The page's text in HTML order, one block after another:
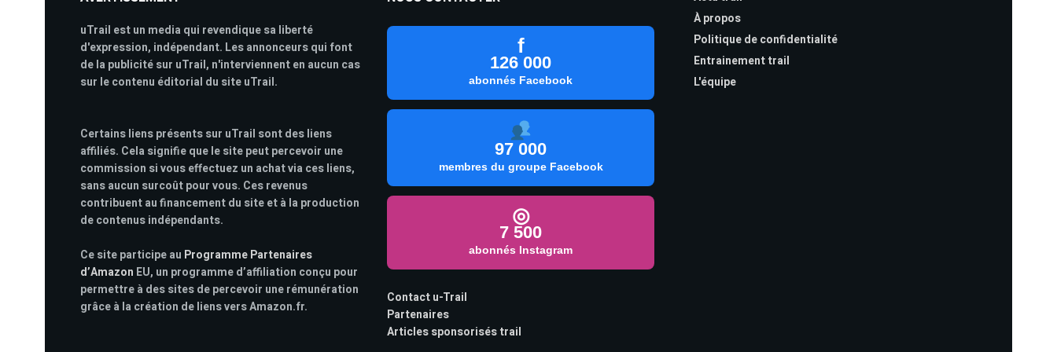
uTrail est un media qui revendique sa liberté
d'expression, indépendant. Les annonceurs qui font
de la publicité sur uTrail, n'interviennent en aucun cas
sur le contenu éditorial du site uTrail.
Certains liens présents sur uTrail sont des liens
affiliés. Cela signifie que le site peut percevoir une
commission si vous effectuez un achat via ces liens,
sans aucun surcoût pour vous. Ces revenus
contribuent au financement du site et à la production
de contenus indépendants.
Ce site participe au Programme Partenaires
d’Amazon EU, un programme d’affiliation conçu pour
permettre à des sites de percevoir une rémunération
grâce à la création de liens vers Amazon.fr.
f
126 000
abonnés Facebook
97 000
membres du groupe Facebook
◎
7 500
abonnés Instagram
Contact u-Trail
Partenaires
Articles sponsorisés trail
À propos
Politique de confidentialité
Entrainement trail
L'équipe